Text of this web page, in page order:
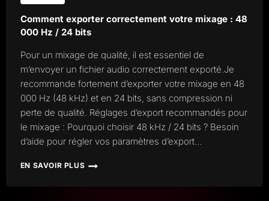
STUDIO
?
Comment exporter correctement votre mixage : 48
000 Hz / 24 bits
Pour un mixage de qualité, il est essentiel de
m’envoyer un fichier audio correctement exporté.Je
recommande fortement d’exporter votre mixage en 48
000 Hz (48 kHz) et en 24 bits, sans compression ni
perte de qualité. Réglages d’export recommandés pour
le mixage : Pourquoi choisir 48 kHz / 24 bits ? Besoin
d’aide pour régler vos paramètres d’export…
EN SAVOIR PLUS
COMMENT